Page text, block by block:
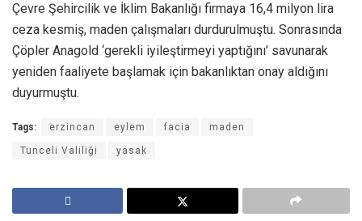
Çevre Şehircilik ve İklim Bakanlığı firmaya 16,4 milyon lira
ceza kesmiş, maden çalışmaları durdurulmuştu. Sonrasında
Çöpler Anagold ‘gerekli iyileştirmeyi yaptığını’ savunarak
yeniden faaliyete başlamak için bakanlıktan onay aldığını
duyurmuştu.
Tags: erzincan eylem facia maden
Tunceli Valiliği yasak